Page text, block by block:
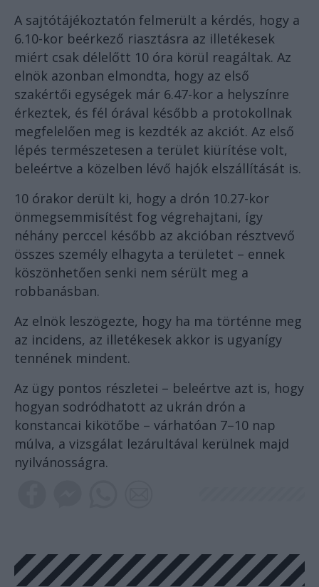
A sajtótájékoztatón felmerült a kérdés, hogy a
6.10-kor beérkező riasztásra az illetékesek
miért csak délelőtt 10 óra körül reagáltak. Az
elnök azonban elmondta, hogy az első
szakértői egységek már 6.47-kor a helyszínre
érkeztek, és fél órával később a protokollnak
megfelelően meg is kezdték az akciót. Az első
lépés természetesen a terület kiürítése volt,
beleértve a közelben lévő hajók elszállítását is.
10 órakor derült ki, hogy a drón 10.27-kor
önmegsemmisítést fog végrehajtani, így
néhány perccel később az akcióban résztvevő
összes személy elhagyta a területet – ennek
köszönhetően senki nem sérült meg a
robbanásban.
Az elnök leszögezte, hogy ha ma történne meg
az incidens, az illetékesek akkor is ugyanígy
tennének mindent.
Az ügy pontos részletei – beleértve azt is, hogy
hogyan sodródhatott az ukrán drón a
konstancai kikötőbe – várhatóan 7–10 nap
múlva, a vizsgálat lezárultával kerülnek majd
nyilvánosságra.